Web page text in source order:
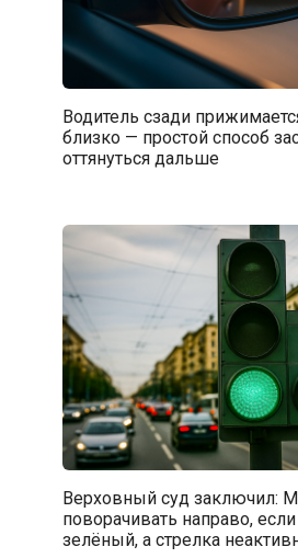
Водитель сзади
близко — простой способ
оттянуться дальше
Верховный суд заключил:
поворачивать направо,
зелёный, а стрелка